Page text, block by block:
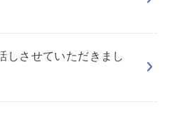
しさせていただきまし